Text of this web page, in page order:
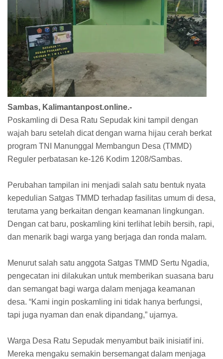
Sambas, Kalimantanpost.online.-
Poskamling di Desa Ratu Sepudak kini tampil dengan
wajah baru setelah dicat dengan warna hijau cerah berkat
program TNI Manunggal Membangun Desa (TMMD)
Reguler perbatasan ke-126 Kodim 1208/Sambas.
Perubahan tampilan ini menjadi salah satu bentuk nyata
kepedulian Satgas TMMD terhadap fasilitas umum di desa,
terutama yang berkaitan dengan keamanan lingkungan.
Dengan cat baru, poskamling kini terlihat lebih bersih, rapi,
dan menarik bagi warga yang berjaga dan ronda malam.
Menurut salah satu anggota Satgas TMMD Sertu Ngadia,
pengecatan ini dilakukan untuk memberikan suasana baru
dan semangat bagi warga dalam menjaga keamanan
desa. “Kami ingin poskamling ini tidak hanya berfungsi,
tapi juga nyaman dan enak dipandang,” ujarnya.
Warga Desa Ratu Sepudak menyambut baik inisiatif ini.
Mereka mengaku semakin bersemangat dalam menjaga